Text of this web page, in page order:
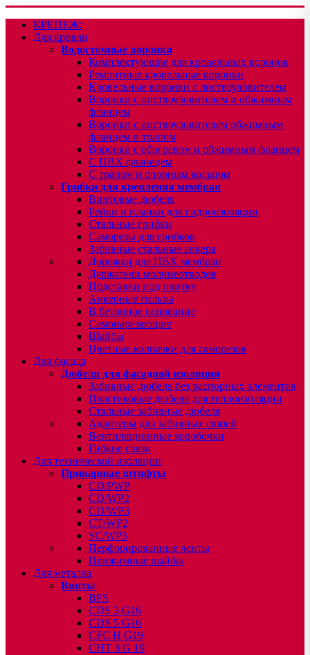
КРЕПЕЖ:
Для кровли
Водосточные воронки
Комплектующие для кровельных воронок
Ремонтные кровельные воронки
Кровельные воронки с листвоуловителем
Воронки с листвоуловителем и обжимным
фланцем
Воронки с листвоуловителем обжимным
фланцем и трапом
Воронки с обогревом и обжимным фланцем
С ПВХ фланецем
С трапом и опорным кольцом
Грибки для крепления мембран
Винтовые дюбеля
Рейки и планки для гидроизоляции
Стальные грибки
Саморезы для грибков
Забивные стальные анкера
Дорожки для ПВХ мембран
Держатели молниеотводов
Подставки под плитку
Анкерные гильзы
В бетонное основание
Самонарезающие
Шайбы
Цветные колпачки для саморезов
Для фасада
Дюбеля для фасадной изоляции
Забивные дюбеля без распорных элементов
Пластиковые дюбеля для теплоизоляции
Стальные забивные дюбеля
Адаптеры для забивных связей
Вентиляционные коробочки
Гибкие связи
Для технической изоляции
Приварные штифты
CD/PWP
CD/WP2
CD/WP3
CT/WP2
SC/WP3
Перфорированные ленты
Прижимные шайбы
Для металла
Винты
BFS
CDS 3 G16
CDS 5 G16
CFC H G19
CHT 3 G 19